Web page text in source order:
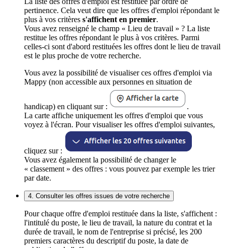
pertinence. Cela veut dire que les offres d'emploi répondant le
plus à vos critères s'affichent en premier.
Vous avez renseigné le champ « Lieu de travail » ? La liste
restitue les offres répondant le plus à vos critères. Parmi
celles-ci sont d'abord restituées les offres dont le lieu de travail
est le plus proche de votre recherche.
Vous avez la possibilité de visualiser ces offres d'emploi via
Mappy (non accessible aux personnes en situation de
handicap) en cliquant sur :
.
La carte affiche uniquement les offres d'emploi que vous
voyez à l'écran. Pour visualiser les offres d'emploi suivantes,
cliquez sur :
Vous avez également la possibilité de changer le
« classement » des offres : vous pouvez par exemple les trier
par date.
4. Consulter les offres issues de votre recherche
Pour chaque offre d'emploi restituée dans la liste, s'affichent :
l'intitulé du poste, le lieu de travail, la nature du contrat et la
durée de travail, le nom de l'entreprise si précisé, les 200
premiers caractères du descriptif du poste, la date de